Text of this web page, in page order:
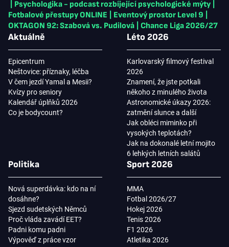
Psychologika - podcast rozbíjející psychologické mýty
Fotbalové přestupy ONLINE
Eventový prostor Level 9
OKTAGON 92: Szabová vs. Pudilová
Chance Liga 2026/27
Aktuálně
Epicentrum
Neštovice: příznaky, léčba
V čem jezdí Yamal a Mesii?
Kvízy pro seniory
Kalendář úplňků 2026
Co je bodycount?
Léto 2026
Karlovarský filmový festival
2026
Znamení, že jste potkali
někoho z minulého života
Astronomické úkazy 2026:
zatmění slunce a další
Jak obléci miminko při
vysokých teplotách?
Jak na dokonalé letní mojito
6 lehkých letních salátů
Politika
Nová superdávka: kdo na ní
dosáhne?
Sjezd sudetských Němců
Proč vláda zavádí EET?
Padni komu padni
Výpověď z práce vzor
Sport 2026
MMA
Fotbal 2026/27
Hokej 2026
Tenis 2026
F1 2026
Atletika 2026